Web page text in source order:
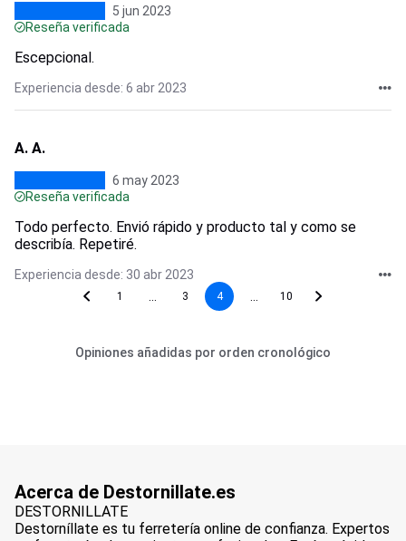
5 jun 2023
Reseña verificada
Escepcional.
Experiencia desde: 6 abr 2023
A. A.
6 may 2023
Reseña verificada
Todo perfecto. Envió rápido y producto tal y como se
describía. Repetiré.
Experiencia desde: 30 abr 2023
1 3 4 10
Opiniones añadidas por orden cronológico
Acerca de Destornillate.es
DESTORNILLATE
Destorníllate es tu ferretería online de confianza. Expertos